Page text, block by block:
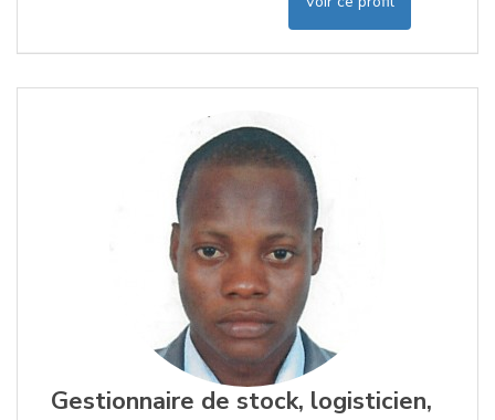
Gestionnaire de stock, logisticien,